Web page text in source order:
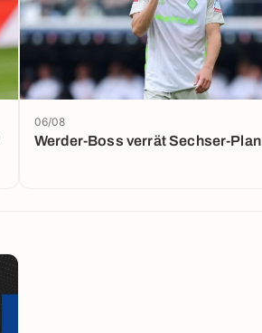
Werder-Boss verrät Sechser-Plan
06/08